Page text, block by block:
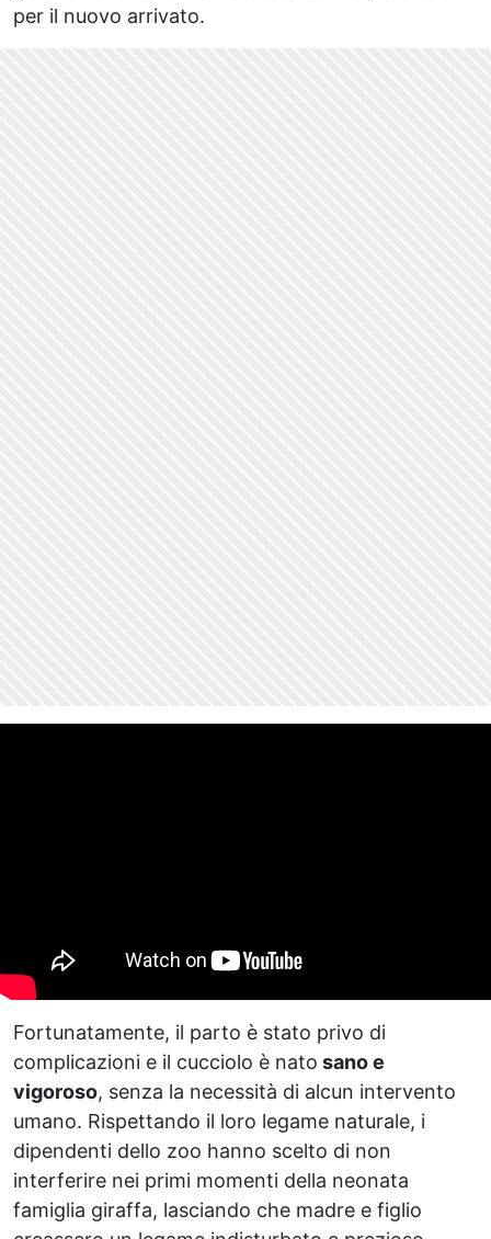
per il nuovo arrivato.
Fortunatamente, il parto è stato privo di
complicazioni e il cucciolo è nato sano e
vigoroso, senza la necessità di alcun intervento
umano. Rispettando il loro legame naturale, i
dipendenti dello zoo hanno scelto di non
interferire nei primi momenti della neonata
famiglia giraffa, lasciando che madre e figlio